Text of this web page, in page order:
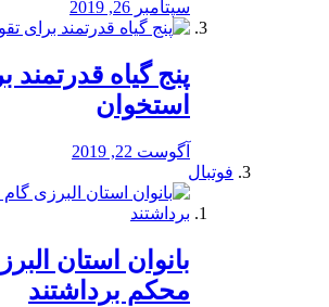
سپتامبر 26, 2019
پنج گیاه قدرتمند
استخوان
آگوست 22, 2019
فوتبال
بانوان استان
محكم برداشتند